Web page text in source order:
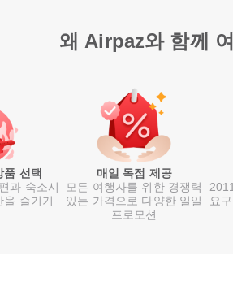
왜 Airpaz와 함께
품 선택
과 숙소시
을 즐기기
매일 독점 제공
모든 여행자를 위한 경쟁력
있는 가격으로 다양한 일일
프로모션
요